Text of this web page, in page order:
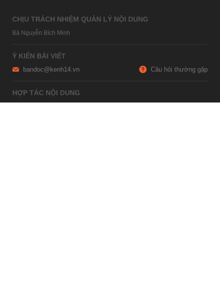
CHỊU TRÁCH NHIỆM QUẢN LÝ NỘI DUNG
Bà Nguyễn Bích Minh
Ý KIẾN BÀI VIẾT
bandoc@kenh14.vn Câu hỏi thường gặp
HỢP TÁC NỘI DUNG